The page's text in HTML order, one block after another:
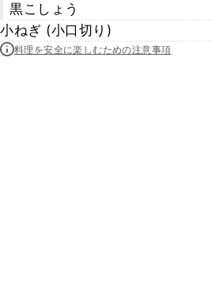
黒こしょう
小ねぎ (小口切り)
料理を安全に楽しむための注意事項